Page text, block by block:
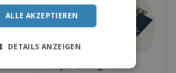
Flyer & Flugblätter
ALLE AKZEPTIEREN
DETAILS ANZEIGEN